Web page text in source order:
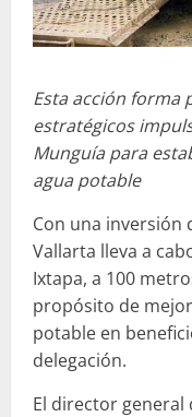
Esta acción forma
estratégicos
Munguía para
agua potable
Con una inversión
Vallarta lleva a
Ixtapa, a 100
propósito de
potable en
delegación.
El director general